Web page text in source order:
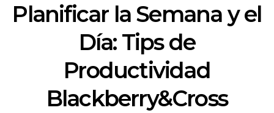
Planificar la Semana y el
Día: Tips de
Productividad
Blackberry&Cross